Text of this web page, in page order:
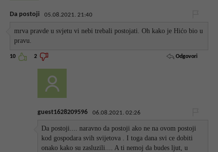
Da postoji 05.08.2021. 21:40
mrva pravde u svjetu vi nebi trebali postojati. Oh kako je Hićo bio u
pravu.
10 2 Odgovori
guest1628209596 06.08.2021. 02:26
Da postoji.... naravno da postoji ako ne na ovom postoji
kod gospodara svih svijetova . I toga dana svi ce dobiti
onako kako su zasluzili.... A ti nemoj da budes ljut, u